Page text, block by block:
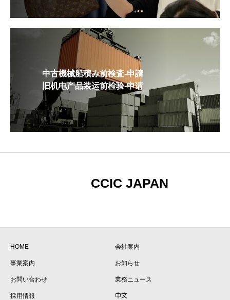
中古機械船積み前検査-申請
旧机电产品装运前检验-申请
CCIC JAPAN
HOME 会社案内
事業案内 お知らせ
お問い合わせ 業務ニュース
採用情報 中文